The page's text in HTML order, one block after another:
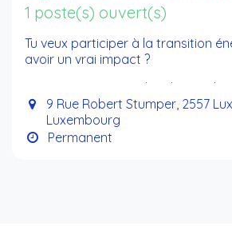
1 poste(s) ouvert(s)
Tu veux participer à la transition
avoir un vrai impact ?
Tu es passionné par la relation
défis, et prêt à évoluer dans un
effervescence ?
Alors… cette offre est pour toi !
9 Rue Robert Stumper, 2557
Luxembourg
Permanent